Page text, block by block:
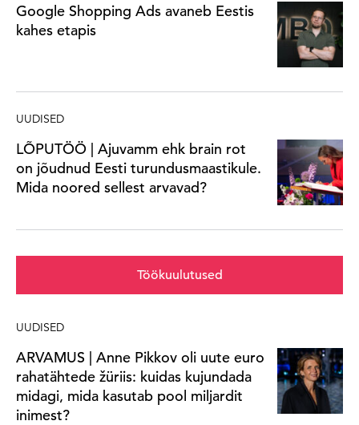
Google Shopping Ads avaneb Eestis
kahes etapis
UUDISED
LÕPUTÖÖ | Ajuvamm ehk brain rot
on jõudnud Eesti turundusmaastikule.
Mida noored sellest arvavad?
Töökuulutused
UUDISED
ARVAMUS | Anne Pikkov oli uute euro
rahatähtede žüriis: kuidas kujundada
midagi, mida kasutab pool miljardit
inimest?